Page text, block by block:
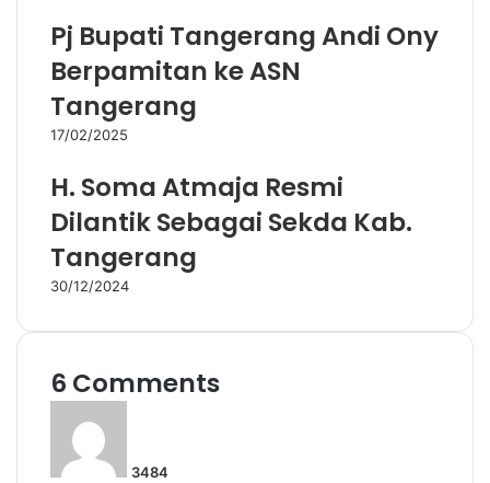
Pj Bupati Tangerang Andi Ony
Berpamitan ke ASN
Tangerang
17/02/2025
H. Soma Atmaja Resmi
Dilantik Sebagai Sekda Kab.
Tangerang
30/12/2024
6 Comments
3484